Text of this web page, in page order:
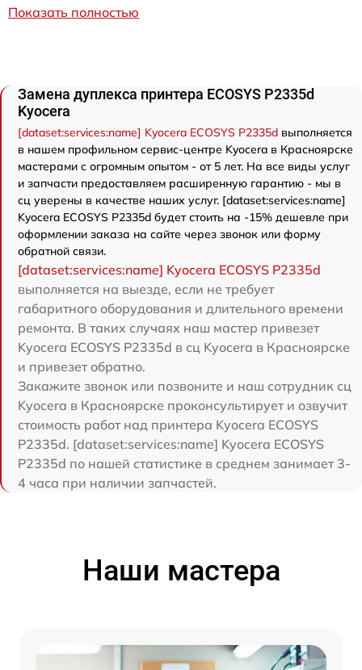
Показать полностью
Замена дуплекса принтера ECOSYS P2335d
Kyocera
[dataset:services:name] Kyocera ECOSYS P2335d выполняется
в нашем профильном сервис-центре Kyocera в Красноярске
мастерами с огромным опытом - от 5 лет. На все виды услуг
и запчасти предоставляем расширенную гарантию - мы в
сц уверены в качестве наших услуг. [dataset:services:name]
Kyocera ECOSYS P2335d будет стоить на -15% дешевле при
оформлении заказа на сайте через звонок или форму
обратной связи.
[dataset:services:name] Kyocera ECOSYS P2335d
выполняется на выезде, если не требует
габаритного оборудования и длительного времени
ремонта. В таких случаях наш мастер привезет
Kyocera ECOSYS P2335d в сц Kyocera в Красноярске
и привезет обратно.
Закажите звонок или позвоните и наш сотрудник сц
Kyocera в Красноярске проконсультирует и озвучит
стоимость работ над принтера Kyocera ECOSYS
P2335d. [dataset:services:name] Kyocera ECOSYS
P2335d по нашей статистике в среднем занимает 3-
4 часа при наличии запчастей.
Наши мастера